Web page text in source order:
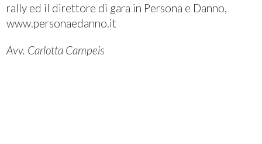
rally ed il direttore di gara in Persona e Danno,
www.personaedanno.it
Avv. Carlotta Campeis